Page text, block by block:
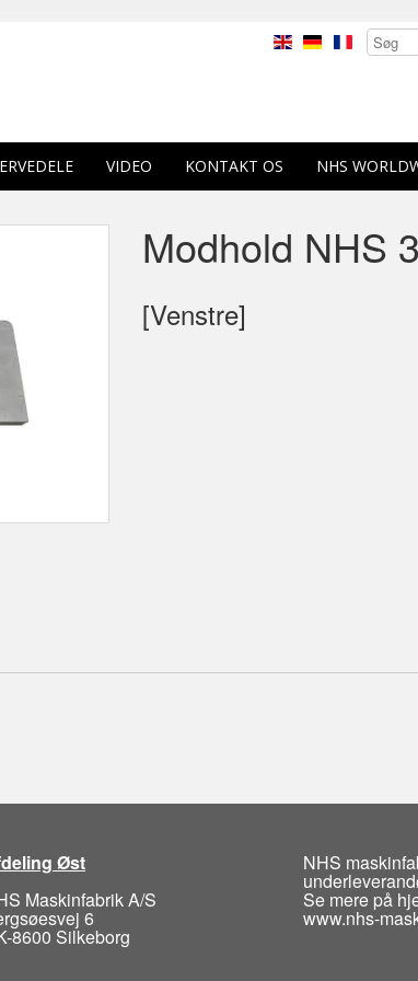
VIDEO KONTAKT OS NHS
Modhold NHS
[Venstre]
Øst
Maskinfabrik A/S
6
8600 Silkeborg
NHS
Se mere på
www.nhs-